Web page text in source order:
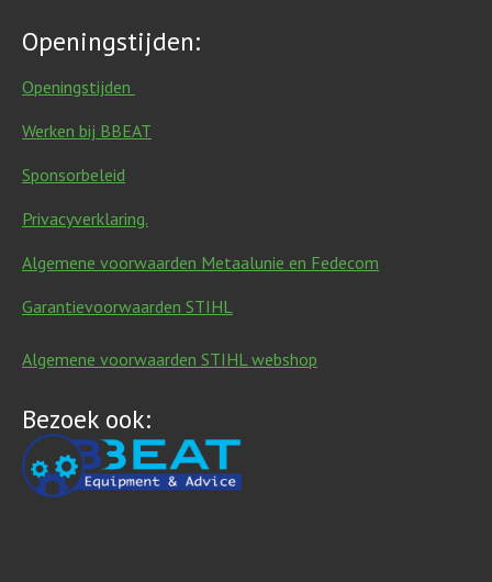
Openingstijden:
Openingstijden
Werken bij BBEAT
Sponsorbeleid
Privacyverklaring.
Algemene voorwaarden Metaalunie en Fedecom
Garantievoorwaarden STIHL
Algemene voorwaarden STIHL webshop
Bezoek ook: